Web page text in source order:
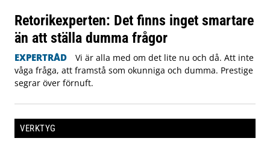
Retorikexperten: Det finns inget smartare
än att ställa dumma frågor
EXPERTRÅD
Vi är alla med om det lite nu och då. Att inte
våga fråga, att framstå som okunniga och dumma. Prestige
segrar över förnuft.
VERKTYG